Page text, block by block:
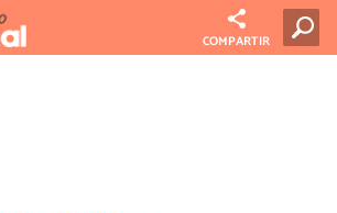
COMPARTIR